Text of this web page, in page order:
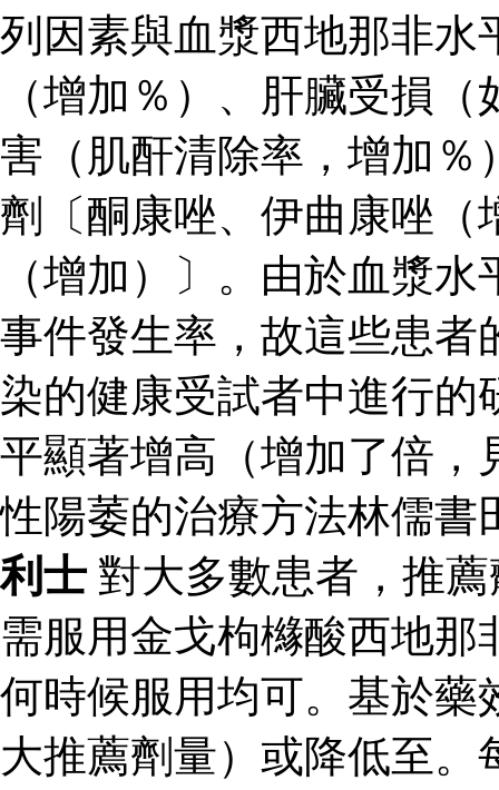
列因素與血漿西地那非水
（增加％）、肝臟受損
害（肌酐清除率，增加％
劑〔酮康唑、伊曲康唑（
（增加）〕。由於血漿
事件發生率，故這些患者
染的健康受試者中進行的
平顯著增高（增加了倍，
性陽萎的治療方法林儒
利士 對大多數患者，推
需服用金戈枸櫞酸西地
何時候服用均可。基於藥
大推薦劑量）或降低至